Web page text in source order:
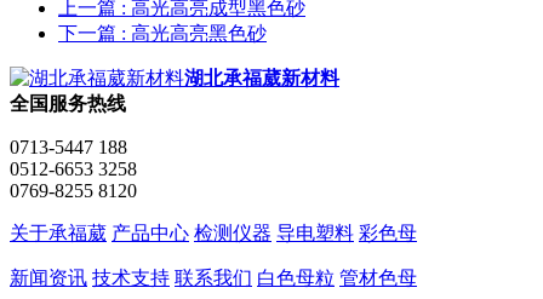
上一篇 : 高光高亮成型黑色砂
下一篇 : 高光高亮黑色砂
湖北承福葳新材料
全国服务热线
0713-5447 188
0512-6653 3258
0769-8255 8120
关于承福葳 产品中心 检测仪器 导电塑料 彩色母
新闻资讯 技术支持 联系我们 白色母粒 管材色母